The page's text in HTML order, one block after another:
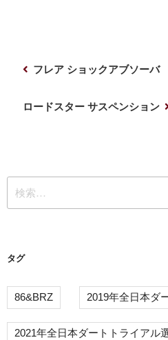
シ
ョ
フレア ショックアブソーバ
ロードスター サスペンション
索:
タグ
86&BRZ 2019年全日本ダ
2021年全日本ダートトライアル